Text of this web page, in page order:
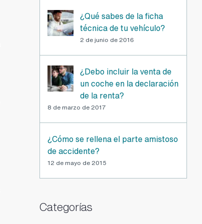
¿Qué sabes de la ficha
técnica de tu vehículo?
2 de junio de 2016
¿Debo incluir la venta de
un coche en la declaración
de la renta?
8 de marzo de 2017
¿Cómo se rellena el parte amistoso
de accidente?
12 de mayo de 2015
Categorías